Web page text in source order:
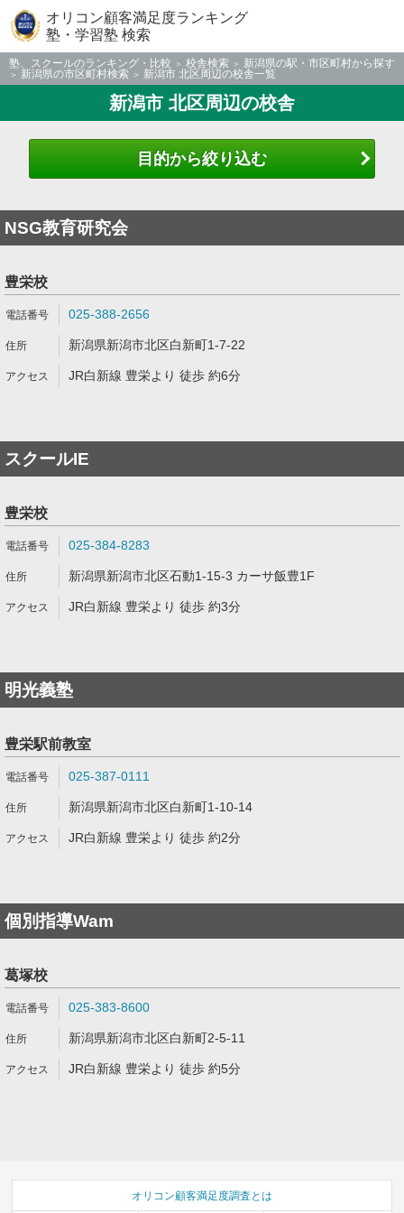
オリコン顧客満足度ランキング
塾・学習塾 検索
塾、スクールのランキング・比較 校舎検索
新潟県の駅・市区町村から探す
新潟県の市区町村検索
新潟市 北区周辺の校舎一覧
新潟市 北区周辺の校舎
目的から絞り込む
NSG教育研究会
豊栄校
025-388-2656
新潟県新潟市北区白新町1-7-22
JR白新線 豊栄より 徒歩 約6分
スクールIE
豊栄校
025-384-8283
新潟県新潟市北区石動1-15-3 カーサ飯豊1F
JR白新線 豊栄より 徒歩 約3分
明光義塾
豊栄駅前教室
025-387-0111
新潟県新潟市北区白新町1-10-14
JR白新線 豊栄より 徒歩 約2分
個別指導Wam
葛塚校
025-383-8600
新潟県新潟市北区白新町2-5-11
JR白新線 豊栄より 徒歩 約5分
オリコン顧客満足度調査とは